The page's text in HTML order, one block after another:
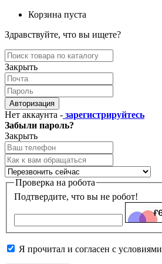
Корзина пуста
Здравствуйте, что вы ищете?
Закрыть
Авторизация
Нет аккаунта - зарегистрируйтесь
Забыли пароль?
Закрыть
Проверка на робота
Подтвердите, что вы не робот!
Я прочитал и согласен с условиями